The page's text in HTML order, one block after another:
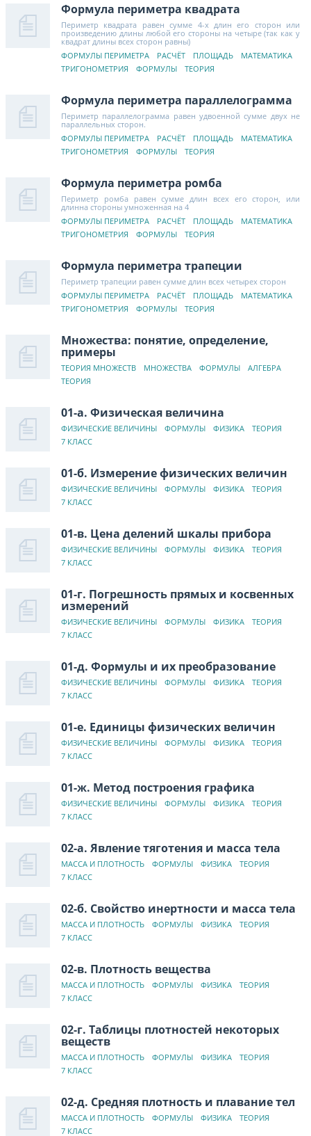
Формула периметра квадрата
Периметр квадрата равен сумме 4-х длин его сторон или
произведению длины любой его стороны на четыре (так как у
квадрат длины всех сторон равны)
ФОРМУЛЫ ПЕРИМЕТРА
РАСЧЁТ ПЛОЩАДЬ
МАТЕМАТИКА
ТРИГОНОМЕТРИЯ
ФОРМУЛЫ ТЕОРИЯ
Формула периметра параллелограмма
Периметр параллелограмма равен удвоенной сумме двух не
параллельных сторон.
ФОРМУЛЫ ПЕРИМЕТРА
РАСЧЁТ ПЛОЩАДЬ
МАТЕМАТИКА
ТРИГОНОМЕТРИЯ
ФОРМУЛЫ ТЕОРИЯ
Формула периметра ромба
Периметр ромба равен сумме длин всех его сторон, или
длинна стороны умноженная на 4
ФОРМУЛЫ ПЕРИМЕТРА
РАСЧЁТ ПЛОЩАДЬ
МАТЕМАТИКА
ТРИГОНОМЕТРИЯ
ФОРМУЛЫ ТЕОРИЯ
Формула периметра трапеции
Периметр трапеции равен сумме длин всех четырех сторон
ФОРМУЛЫ ПЕРИМЕТРА
РАСЧЁТ ПЛОЩАДЬ
МАТЕМАТИКА
ТРИГОНОМЕТРИЯ
ФОРМУЛЫ ТЕОРИЯ
Множества: понятие, определение,
примеры
ТЕОРИЯ МНОЖЕСТВ МНОЖЕСТВА ФОРМУЛЫ
АЛГЕБРА
ТЕОРИЯ
01-а. Физическая величина
ФИЗИЧЕСКИЕ ВЕЛИЧИНЫ ФОРМУЛЫ ФИЗИКА
ТЕОРИЯ
7 КЛАСС
01-б. Измерение физических величин
ФИЗИЧЕСКИЕ ВЕЛИЧИНЫ ФОРМУЛЫ ФИЗИКА
ТЕОРИЯ
7 КЛАСС
01-в. Цена делений шкалы прибора
ФИЗИЧЕСКИЕ ВЕЛИЧИНЫ ФОРМУЛЫ ФИЗИКА
ТЕОРИЯ
7 КЛАСС
01-г. Погрешность прямых и косвенных
измерений
ФИЗИЧЕСКИЕ ВЕЛИЧИНЫ ФОРМУЛЫ ФИЗИКА
ТЕОРИЯ
7 КЛАСС
01-д. Формулы и их преобразование
ФИЗИЧЕСКИЕ ВЕЛИЧИНЫ ФОРМУЛЫ ФИЗИКА
ТЕОРИЯ
7 КЛАСС
01-е. Единицы физических величин
ФИЗИЧЕСКИЕ ВЕЛИЧИНЫ ФОРМУЛЫ ФИЗИКА
ТЕОРИЯ
7 КЛАСС
01-ж. Метод построения графика
ФИЗИЧЕСКИЕ ВЕЛИЧИНЫ ФОРМУЛЫ ФИЗИКА
ТЕОРИЯ
7 КЛАСС
02-а. Явление тяготения и масса тела
МАССА И ПЛОТНОСТЬ ФОРМУЛЫ ФИЗИКА
ТЕОРИЯ
7 КЛАСС
02-б. Свойство инертности и масса тела
МАССА И ПЛОТНОСТЬ ФОРМУЛЫ ФИЗИКА
ТЕОРИЯ
7 КЛАСС
02-в. Плотность вещества
МАССА И ПЛОТНОСТЬ ФОРМУЛЫ ФИЗИКА
ТЕОРИЯ
7 КЛАСС
02-г. Таблицы плотностей некоторых
веществ
МАССА И ПЛОТНОСТЬ ФОРМУЛЫ ФИЗИКА
ТЕОРИЯ
7 КЛАСС
02-д. Средняя плотность и плавание тел
МАССА И ПЛОТНОСТЬ ФОРМУЛЫ ФИЗИКА
ТЕОРИЯ
7 КЛАСС